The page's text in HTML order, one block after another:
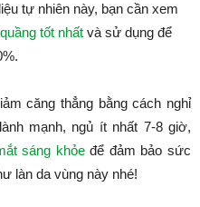
tự nhiên này, bạn cần xem
tốt nhất và sử dụng để
căng thẳng bằng cách nghỉ
mạnh, ngủ ít nhất 7-8 giờ,
sáng khỏeđể đảm bảo sức
làn da vùng này nhé!